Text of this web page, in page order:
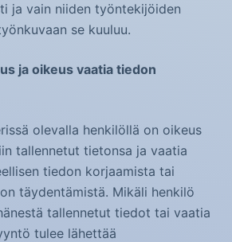
ja vain niiden työntekijöiden
se kuuluu.
ja oikeus vaatia tiedon
olevalla henkilöllä on oikeus
tallennetut tietonsa ja vaatia
tiedon korjaamista tai
täydentämistä. Mikäli henkilö
tallennetut tiedot tai vaatia
tulee lähettää